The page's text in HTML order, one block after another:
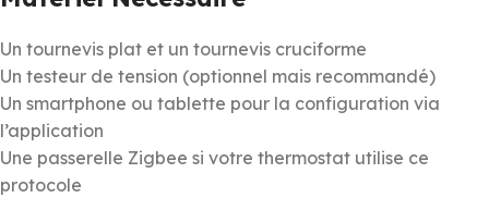
Un tournevis plat et un tournevis cruciforme
Un testeur de tension (optionnel mais recommandé)
Un smartphone ou tablette pour la configuration via
l’application
Une passerelle Zigbee si votre thermostat utilise ce
protocole